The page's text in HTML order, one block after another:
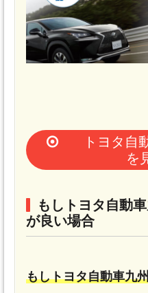
トヨタ自
を
もしトヨタ自動
が良い場合
もしトヨタ自動車九